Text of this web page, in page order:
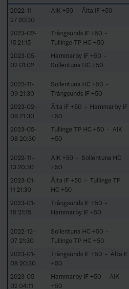
2022-11-
27 20:30
AIK +50 - Älta IF +50
2023-02-
15 21:15
Trångsunds IF +50 -
Tullinge TP HC +50
2023-05-
02 01:02
Hammarby IF +50 -
Sollentuna HC +50
2022-11-
09 21:30
Sollentuna HC +50 -
Trångsunds IF +50
2023-02-
08 21:30
Älta IF +50 - Hammarby IF
+50
2023-05-
08 20:30
Tullinge TP HC +50 - AIK
+50
2022-11-
13 20:30
AIK +50 - Sollentuna HC
+50
2023-01-
11 21:30
Älta IF +50 - Tullinge TP
HC +50
2023-01-
19 21:15
Trångsunds IF +50 -
Hammarby IF +50
2022-12-
07 21:30
Sollentuna HC +50 -
Tullinge TP HC +50
2023-01-
08 20:30
Trångsunds IF +50 - Älta IF
+50
2023-05-
02 04:11
Hammarby IF +50 - AIK
+50